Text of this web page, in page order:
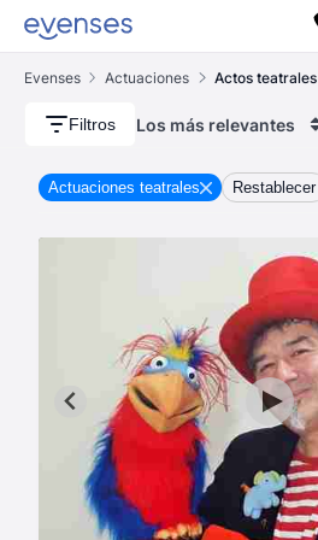
Evenses Actuaciones Actos teatrales
Filtros Los más relevantes
Actuaciones teatrales Restablecer